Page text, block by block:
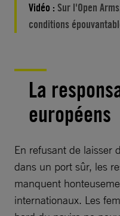
Vidéo : Sur l'Open
conditions
La
européens
En refusant de laisser
dans un port sûr, les
manquent
internationaux. Les